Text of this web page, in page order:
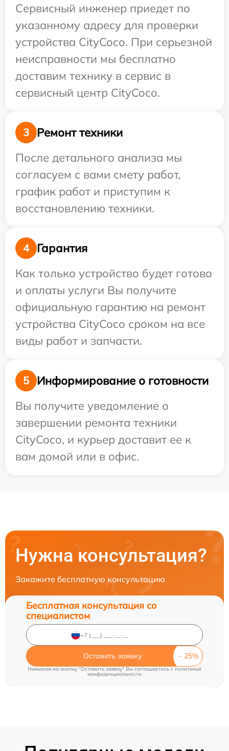
Сервисный инженер приедет по
указанному адресу для проверки
устройства CityCoco. При серьезной
неисправности мы бесплатно
доставим технику в сервис в
сервисный центр CityCoco.
3
Ремонт техники
После детального анализа мы
согласуем с вами смету работ,
график работ и приступим к
восстановлению техники.
4
Гарантия
Как только устройство будет готово
и оплаты услуги Вы получите
официальную гарантию на ремонт
устройства CityCoco сроком на все
виды работ и запчасти.
5
Информирование о готовности
Вы получите уведомление о
завершении ремонта техники
CityCoco, и курьер доставит ее к
вам домой или в офис.
Нужна консультация?
Закажите бесплатную консультацию
Бесплатная консультация со
специалистом
Оставить заявку
Нажимая на кнопку "Оставить заявку" Вы соглашаетесь cполитикой
конфиденциальности